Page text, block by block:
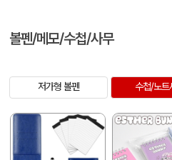
볼펜/메모/수첩/사무
저가형 볼펜 수첩/노트